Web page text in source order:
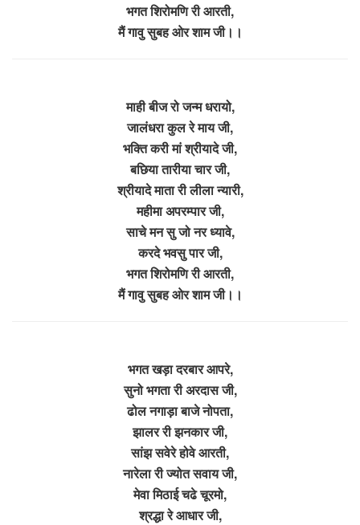
भगत शिरोमणि री आरती,
मैं गावु सुबह ओर शाम जी।।
माही बीज रो जन्म धरायो,
जालंधरा कुल रे माय जी,
भक्ति करी मां श्रीयादे जी,
बछिया तारीया चार जी,
श्रीयादे माता री लीला न्यारी,
महीमा अपरम्पार जी,
साचे मन सु जो नर ध्यावे,
करदे भवसु पार जी,
भगत शिरोमणि री आरती,
मैं गावु सुबह ओर शाम जी।।
भगत खड़ा दरबार आपरे,
सुनो भगता री अरदास जी,
ढोल नगाड़ा बाजे नोपता,
झालर री झनकार जी,
सांझ सवेरे होवे आरती,
नारेला री ज्योत सवाय जी,
मेवा मिठाई चढे चूरमो,
श्रद्धा रे आधार जी,